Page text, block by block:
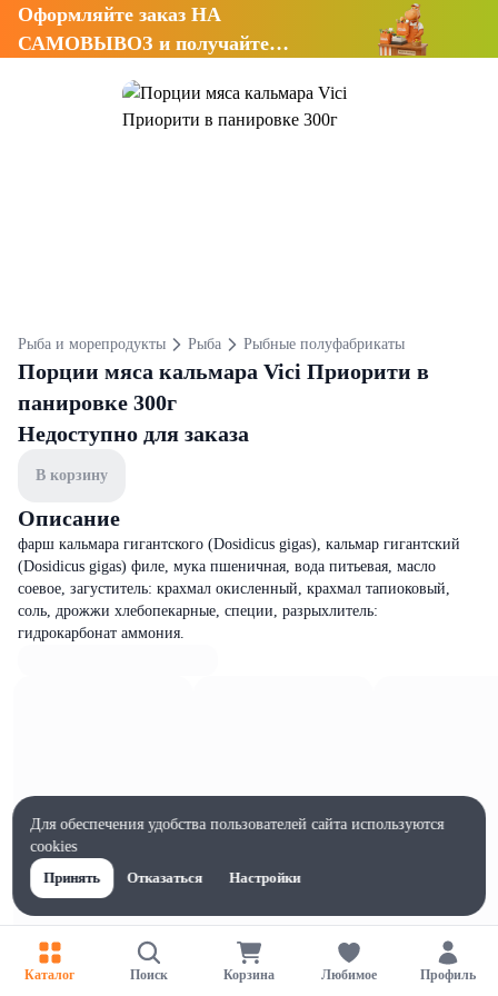
Оформляйте заказ НА
САМОВЫВОЗ и получайте
Рыба и морепродукты Рыба Рыбные полуфабрикаты
Порции мяса кальмара Vici Приорити в
панировке 300г
Недоступно для заказа
В корзину
Описание
фарш кальмара гигантского (Dosidicus gigas), кальмар гигантский
(Dosidicus gigas) филе, мука пшеничная, вода питьевая, масло
соевое, загуститель: крахмал окисленный, крахмал тапиоковый,
соль, дрожжи хлебопекарные, специи, разрыхлитель:
гидрокарбонат аммония.
Каталог Поиск Корзина Любимое Профиль
Для обеспечения удобства пользователей сайта используются
cookies
Принять
Отказаться Настройки